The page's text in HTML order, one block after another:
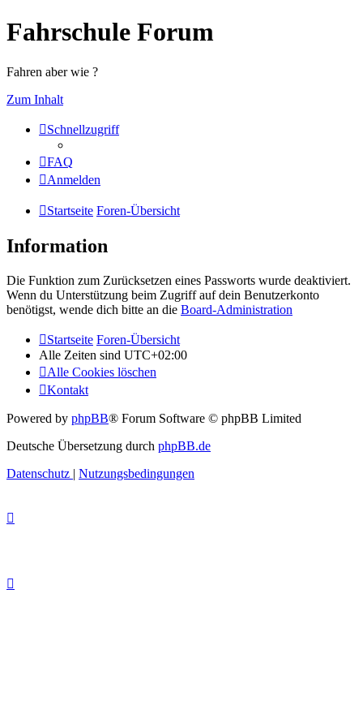
Fahrschule Forum
Fahren aber wie ?
Zum Inhalt
Schnellzugriff
FAQ
Anmelden
Startseite Foren-Übersicht
Information
Die Funktion zum Zurücksetzen eines Passworts wurde deaktiviert.
Wenn du Unterstützung beim Zugriff auf dein Benutzerkonto
benötigst, wende dich bitte an die Board-Administration
Startseite Foren-Übersicht
Alle Zeiten sind UTC+02:00
Alle Cookies löschen
Kontakt
Powered by phpBB® Forum Software © phpBB Limited
Deutsche Übersetzung durch phpBB.de
Datenschutz | Nutzungsbedingungen